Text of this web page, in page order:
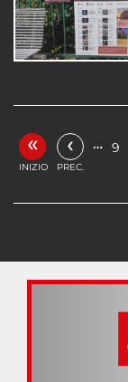
«
INIZIO
‹
PREC.
… 9